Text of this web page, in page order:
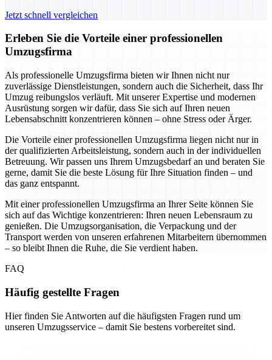
Jetzt schnell vergleichen
Erleben Sie die Vorteile einer professionellen
Umzugsfirma
Als professionelle Umzugsfirma bieten wir Ihnen nicht nur
zuverlässige Dienstleistungen, sondern auch die Sicherheit, dass Ihr
Umzug reibungslos verläuft. Mit unserer Expertise und modernen
Ausrüstung sorgen wir dafür, dass Sie sich auf Ihren neuen
Lebensabschnitt konzentrieren können – ohne Stress oder Ärger.
Die Vorteile einer professionellen Umzugsfirma liegen nicht nur in
der qualifizierten Arbeitsleistung, sondern auch in der individuellen
Betreuung. Wir passen uns Ihrem Umzugsbedarf an und beraten Sie
gerne, damit Sie die beste Lösung für Ihre Situation finden – und
das ganz entspannt.
Mit einer professionellen Umzugsfirma an Ihrer Seite können Sie
sich auf das Wichtige konzentrieren: Ihren neuen Lebensraum zu
genießen. Die Umzugsorganisation, die Verpackung und der
Transport werden von unseren erfahrenen Mitarbeitern übernommen
– so bleibt Ihnen die Ruhe, die Sie verdient haben.
FAQ
Häufig gestellte Fragen
Hier finden Sie Antworten auf die häufigsten Fragen rund um
unseren Umzugsservice – damit Sie bestens vorbereitet sind.